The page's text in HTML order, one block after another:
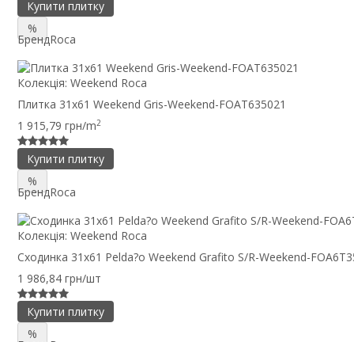
Купити плитку
%
БрендRoca
Колекція: Weekend Roca
Плитка 31x61 Weekend Gris-Weekend-FOAT635021
1 915,79 грн/m2
Купити плитку
%
БрендRoca
Колекція: Weekend Roca
Сходинка 31x61 Pelda?o Weekend Grafito S/R-Weekend-
1 986,84 грн/шт
Купити плитку
%